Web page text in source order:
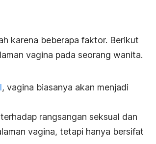
karena beberapa faktor. Berikut
vagina pada seorang wanita.
, vagina biasanya akan menjadi
rangsangan seksual dan
vagina, tetapi hanya bersifat